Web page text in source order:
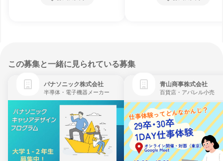
この募集と一緒に見られている募集
パナソニック株式会社
半導体・電子機器メーカー
青山商事株式会社
百貨店・アパレル小売